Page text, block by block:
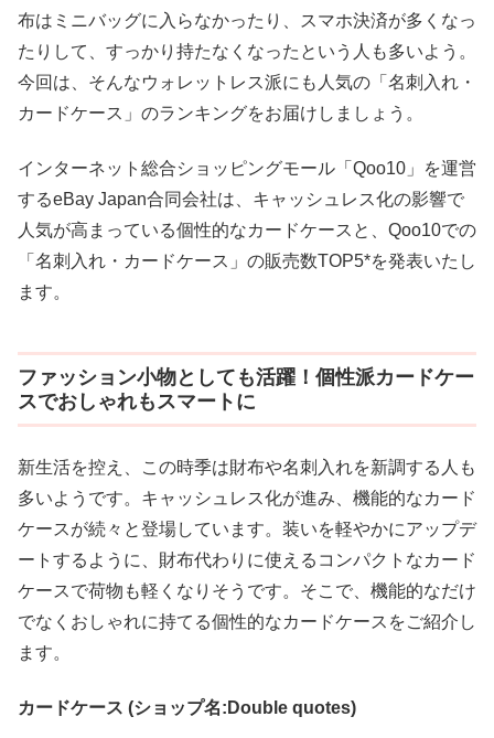
布はミニバッグに入らなかったり、スマホ決済が多くなっ
たりして、すっかり持たなくなったという人も多いよう。
今回は、そんなウォレットレス派にも人気の「名刺入れ・
カードケース」のランキングをお届けしましょう。
インターネット総合ショッピングモール「Qoo10」を運営
するeBay Japan合同会社は、キャッシュレス化の影響で
人気が高まっている個性的なカードケースと、Qoo10での
「名刺入れ・カードケース」の販売数TOP5*を発表いたし
ます。
ファッション小物としても活躍！個性派カードケー
スでおしゃれもスマートに
新生活を控え、この時季は財布や名刺入れを新調する人も
多いようです。キャッシュレス化が進み、機能的なカード
ケースが続々と登場しています。装いを軽やかにアップデ
ートするように、財布代わりに使えるコンパクトなカード
ケースで荷物も軽くなりそうです。そこで、機能的なだけ
でなくおしゃれに持てる個性的なカードケースをご紹介し
ます。
カードケース (ショップ名:Double quotes)